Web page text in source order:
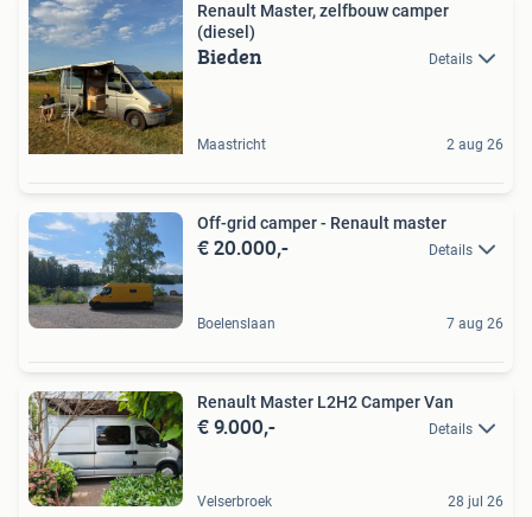
Renault Master, zelfbouw camper
(diesel)
Bieden Details
Maastricht 2 aug 26
Off-grid camper - Renault master
€ 20.000,- Details
Boelenslaan 7 aug 26
Renault Master L2H2 Camper Van
€ 9.000,- Details
Velserbroek 28 jul 26